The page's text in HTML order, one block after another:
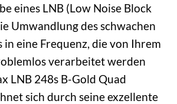
eines LNB (Low Noise Block
Umwandlung des schwachen
in eine Frequenz, die von Ihrem
verarbeitet werden
LNB 248s B-Gold Quad
sich durch seine exzellente